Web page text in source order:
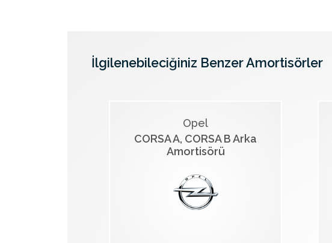
İlgilenebileciğiniz Benzer Amortisörler
Opel
CORSA A, CORSA B Arka
Amortisörü